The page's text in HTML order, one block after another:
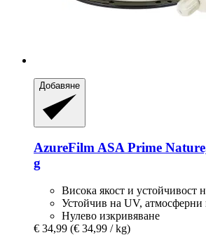
Добавяне
AzureFilmASA Prime
g
Висока якост и устойчивост
Устойчив на UV,
Нулево изкривяване
€ 34,99 (€ 34,99 / kg)